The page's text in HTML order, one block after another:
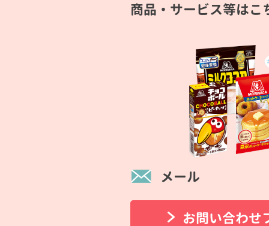
商品・サービス等はこ
メール
お問い合わせ